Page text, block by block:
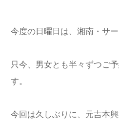
今度の日曜日は、湘南・サ
只今、男女とも半々ずつご
す。
今回は久しぶりに、元吉本